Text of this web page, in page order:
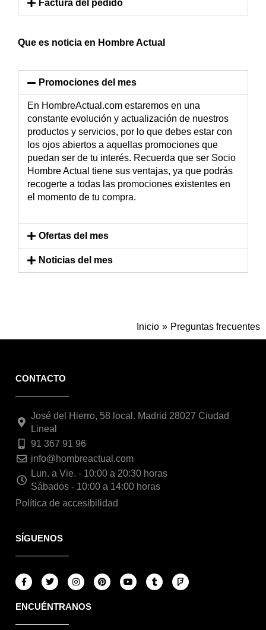
Factura del pedido
Que es noticia en Hombre Actual
Promociones del mes
En HombreActual.com estaremos en una
constante evolución y actualización de nuestros
productos y servicios, por lo que debes estar con
los ojos abiertos a aquellas promociones que
puedan ser de tu interés. Recuerda que ser Socio
Hombre Actual tiene sus ventajas, ya que podrás
recogerte a todas las promociones existentes en
el momento de tu compra.
Ofertas del mes
Noticias del mes
Inicio Preguntas frecuentes
CONTACTO
José del Hierro, 58 local. Madrid 28027 Ciudad
Lineal
91 367 91 96
info@hombreactual.com
Lun. a Vie. - 10:00 a 20:30 horas
Sábados - 10:00 a 14:00 horas
Política de accesibilidad
SÍGUENOS
F
a
c
b
o
T
w
i
t
r
I
n
s
a
P
i
n
Y
o
u
T
u
m
F
o
u
ENCUÉNTRANOS